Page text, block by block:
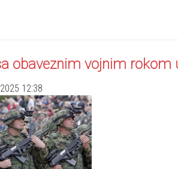
obaveznim vojnim rokom
12:38